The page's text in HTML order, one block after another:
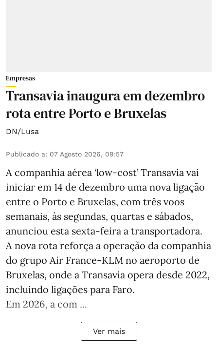
Empresas
Transavia inaugura em dezembro
rota entre Porto e Bruxelas
DN/Lusa
Publicado a: 07 Agosto 2026, 09:57
A companhia aérea ‘low-cost’ Transavia vai
iniciar em 14 de dezembro uma nova ligação
entre o Porto e Bruxelas, com três voos
semanais, às segundas, quartas e sábados,
anunciou esta sexta-feira a transportadora.
A nova rota reforça a operação da companhia
do grupo Air France-KLM no aeroporto de
Bruxelas, onde a Transavia opera desde 2022,
incluindo ligações para Faro.
Em 2026, a com ...
Ver mais